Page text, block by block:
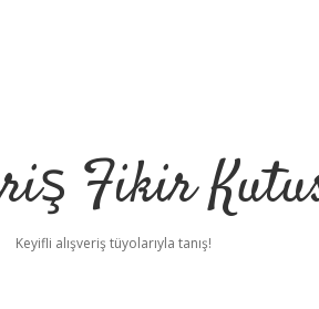
Fikir
Keyifli alışveriş tüyolarıyla tanış!